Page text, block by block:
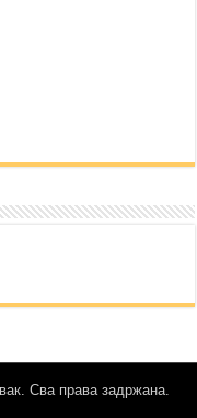
Сва права задржана.